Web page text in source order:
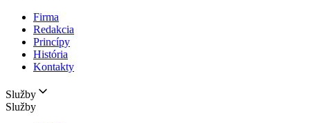
Firma
Redakcia
Princípy
História
Kontakty
Služby
Služby